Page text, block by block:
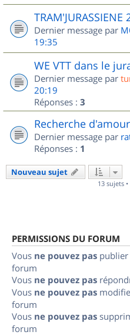
TRAM'JURASSIENE
Dernier message par
19:35
WE VTT dans le
Dernier message par
20:19
Réponses : 3
Recherche
Dernier message par
Réponses : 1
Nouveau sujet
13 sujets •
PERMISSIONS DU FORUM
Vous ne pouvez pas publier
forum
Vous ne pouvez pas
Vous ne pouvez pas
forum
Vous ne pouvez pas
forum